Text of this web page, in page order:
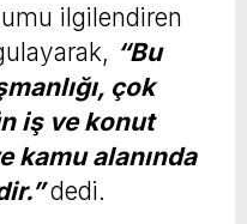
ilgilendiren
“Bu
çok
iş ve konut
kamu alanında
dedi.